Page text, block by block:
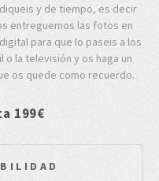
y de tiempo, es decir
entreguemos las fotos en
para que lo paseis a los
la televisión y os haga un
os quede como recuerdo.
199€